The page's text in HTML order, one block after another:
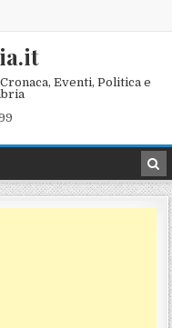
Eventi, Politica e